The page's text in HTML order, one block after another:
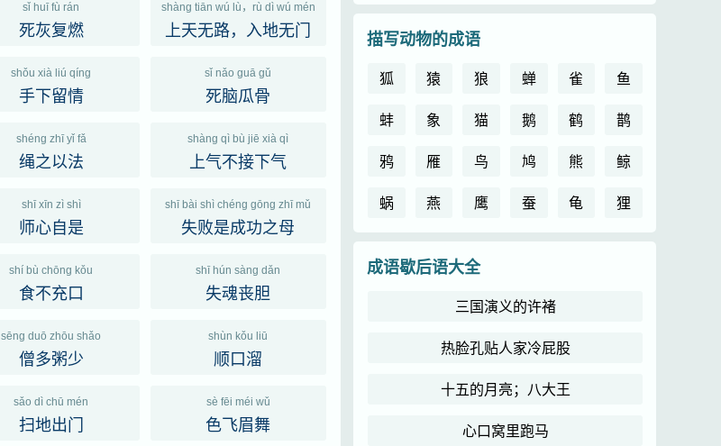
sǐ huī fù rán
死灰复燃
shàng tiān wú lù，rù dì wú mén
上天无路，入地无门
shǒu xià liú qíng
手下留情
sǐ nǎo guā gǔ
死脑瓜骨
shéng zhī yǐ fǎ
绳之以法
shàng qì bù jiē xià qì
上气不接下气
shī xīn zì shì
师心自是
shī bài shì chéng gōng zhī mǔ
失败是成功之母
shí bù chōng kǒu
食不充口
shī hún sàng dǎn
失魂丧胆
sēng duō zhōu shǎo
僧多粥少
shùn kǒu liū
顺口溜
sǎo dì chū mén
扫地出门
sè fēi méi wǔ
色飞眉舞
描写动物的成语
狐 猿 狼 蝉 雀
鱼
蚌
象 猫 鹅 鹤
鹊
鸦
雁 鸟 鸠 熊
鲸
蜗
燕 鹰 蚕 龟 狸
成语歇后语大全
三国演义的许褚
热脸孔贴人家冷屁股
十五的月亮；八大王
心口窝里跑马